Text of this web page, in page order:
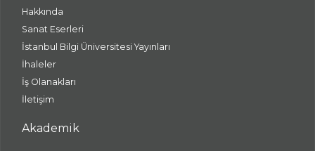
Hakkında
Sanat Eserleri
İstanbul Bilgi Üniversitesi Yayınları
İhaleler
İş Olanakları
İletişim
Akademik